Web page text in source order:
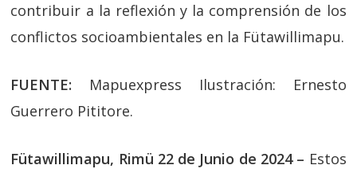
contribuir a la reflexión y la comprensión de los
conflictos socioambientales en la Fütawillimapu.
FUENTE: Mapuexpress Ilustración: Ernesto
Guerrero Pititore.
Fütawillimapu, Rimü 22 de Junio de 2024 – Estos